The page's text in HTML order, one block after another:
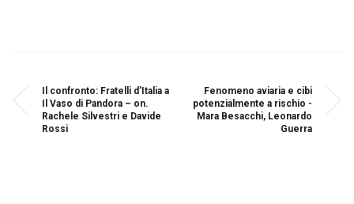
Il confronto: Fratelli d’Italia a
Il Vaso di Pandora – on.
Rachele Silvestri e Davide
Rossi
Fenomeno aviaria e cibi
potenzialmente a rischio -
Mara Besacchi, Leonardo
Guerra